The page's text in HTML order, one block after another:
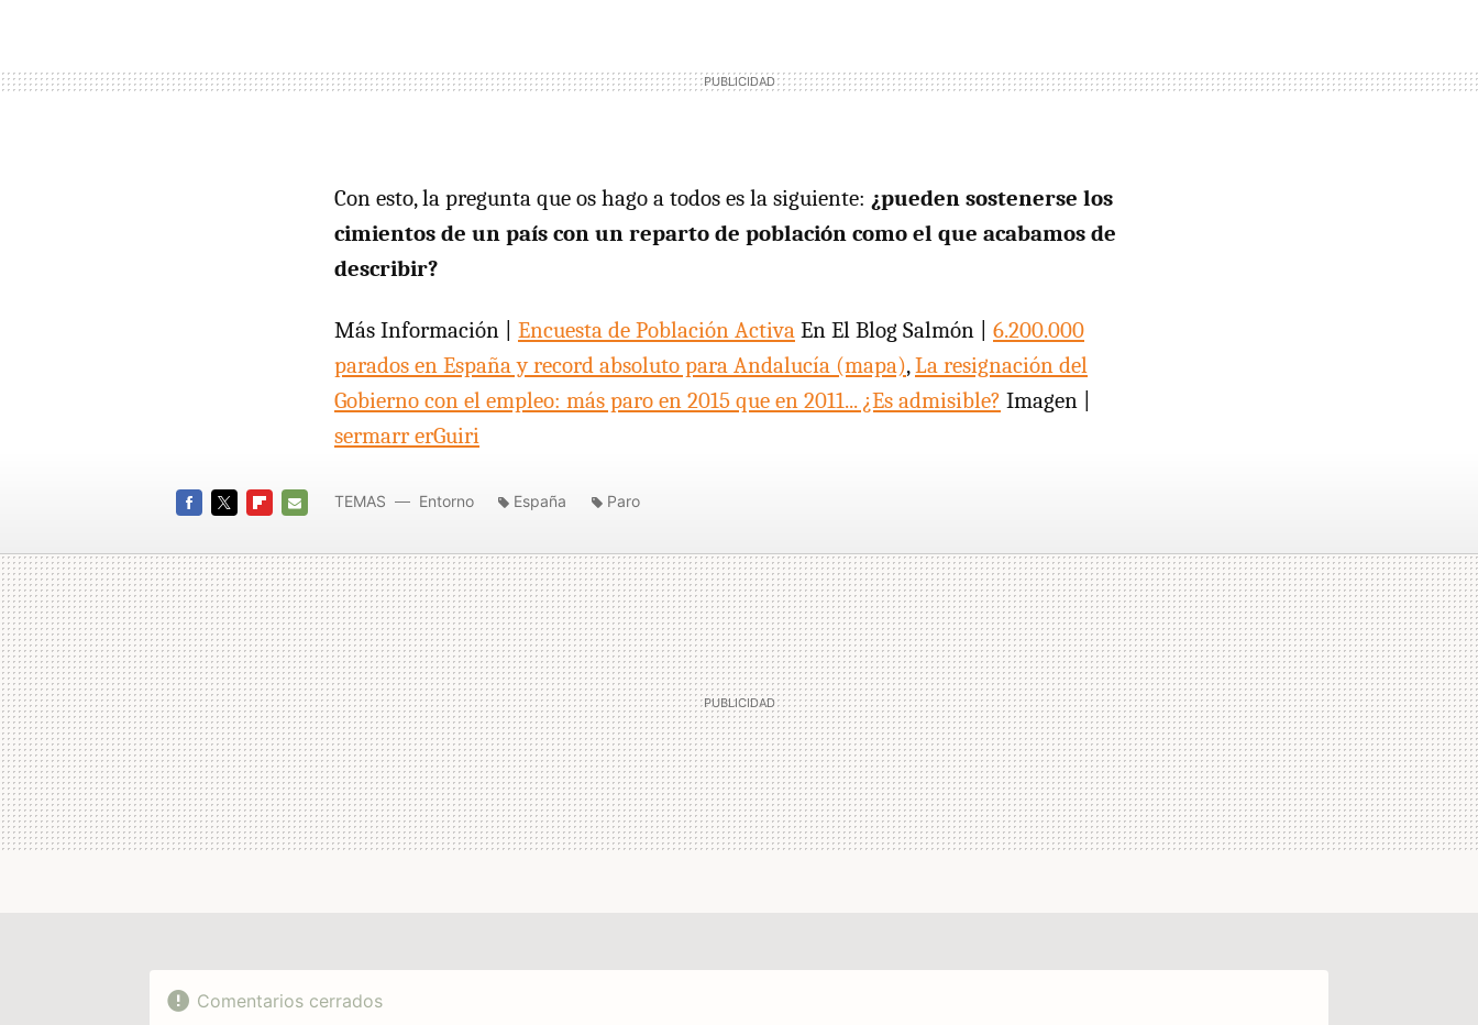
Con esto, la pregunta que os hago a todos es la siguiente: ¿pueden sostenerse los
cimientos de un país con un reparto de población como el que acabamos de
describir?
Más Información | Encuesta de Población Activa En El Blog Salmón | 6.200.000
parados en España y record absoluto para Andalucía (mapa),La resignación del
Gobierno con el empleo: más paro en 2015 que en 2011... ¿Es admisible? Imagen |
sermarr erGuiri
MAIL
TEMAS Entorno España Paro
Comentarios cerrados